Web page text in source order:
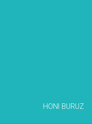
HONI BURUZ